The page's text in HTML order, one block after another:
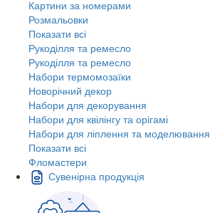
Картини за номерами
Розмальовки
Показати всі
Рукоділля та ремесло
Рукоділля та ремесло
Набори термомозаїки
Новорічний декор
Набори для декорування
Набори для квілінгу та орігамі
Набори для ліплення та моделювання
Показати всі
Фломастери
Сувенірна продукція